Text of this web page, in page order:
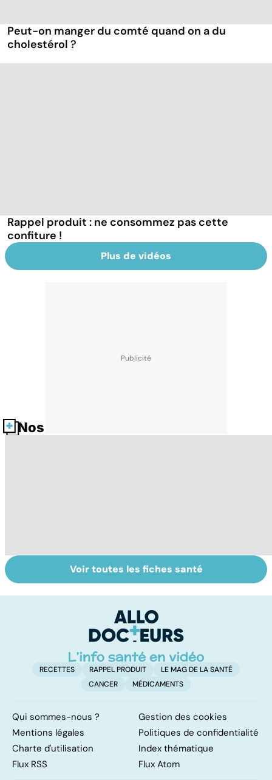
Peut-on manger du comté quand on a du
cholestérol ?
Rappel produit : ne consommez pas cette
confiture !
Plus de vidéos
Nos fiches santé
Intoxications
alimentaires :
Tout savoir sur
les infections
Voir toutes les fiches santé
RECETTES RAPPEL PRODUIT
LE MAG DE LA SANTÉ
CANCER
MÉDICAMENTS
Qui sommes-nous ?
Gestion des cookies
Mentions légales
Politiques de confidentialité
Charte d'utilisation
Index thématique
Flux RSS
Flux Atom